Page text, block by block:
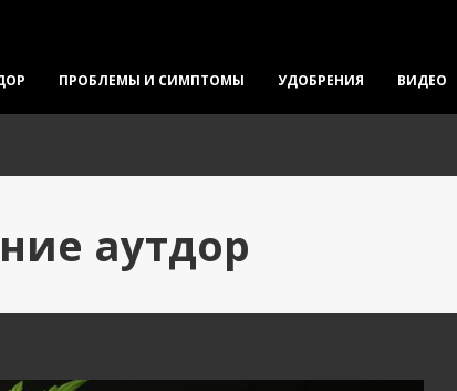
ПРОБЛЕМЫ И СИМПТОМЫ УДОБРЕНИЯ ВИДЕО
аутдор